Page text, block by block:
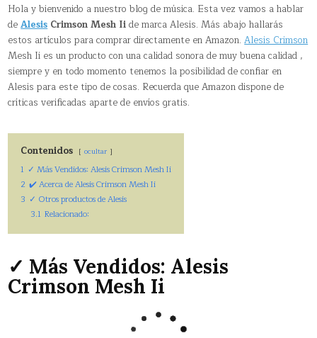
Hola y bienvenido a nuestro blog de música. Esta vez vamos a hablar
deAlesisCrimson Mesh Iide marca Alesis. Más abajo hallarás
estos artículos para comprar directamente en Amazon.Alesis Crimson
Mesh Ii es un producto con una calidad sonora de muy buena calidad ,
siempre y en todo momento tenemos la posibilidad de confiar en
Alesis para este tipo de cosas. Recuerda que Amazon dispone de
críticas verificadas aparte de envíos gratis.
Contenidos ocultar
1 ✓ Más Vendidos: Alesis Crimson Mesh Ii
2 ✔️ Acerca de Alesis Crimson Mesh Ii
3 ✓ Otros productos de Alesis
3.1 Relacionado:
✓ Más Vendidos: Alesis
Crimson Mesh Ii